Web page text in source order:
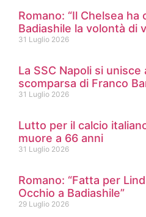
Romano: “Il Chelsea ha
Badiashile la volontà di
31 Luglio 2026
La SSC Napoli si
scomparsa di Franco
31 Luglio 2026
Lutto per il calcio
muore a 66 anni
31 Luglio 2026
Romano: “Fatta per
Occhio a Badiashile”
29 Luglio 2026